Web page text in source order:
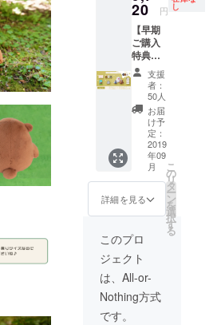
イメー
ジで
す。
を込め
たサン
キュー
レター
もお送
りいた
しま
す。 ※
画像は
イメー
ジです
リル
キーホ
ルダー1
個 5.ぬ
いぐる
み3種 6.
【CAM
PFIRE
限定】
iPhone
ケース1
持ち応
援プラ
ンのリ
ターン
ろー」
きい」
「ぎん
の3種ぬ
20 円 し
【早期
ご購入
特典！
コンプ
リート
プラ
ン】 1.
サン
キュー
レター
2.書き
下ろし
限定ポ
スト
カード1
テッ
カー3種
各2枚
セット
4.アク
リル
支援
者：
50人
お届
け予
定：
2019
年09
月
詳細を見る
こ
の
リ
タ
ー
ン
を
選
択
す
る
このプロ
ジェクト
は、All-or-
Nothing方式
です。